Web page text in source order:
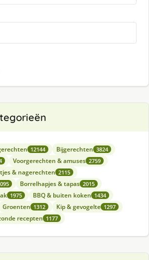
12144 Bijgerechten 3824
Voorgerechten & amuses 2759
& nagerechten 2115
Borrelhapjes & tapas 2015
1975 BBQ & buiten koken 1434
Groenten 1312 Kip & gevogelte 1297
recepten 1177